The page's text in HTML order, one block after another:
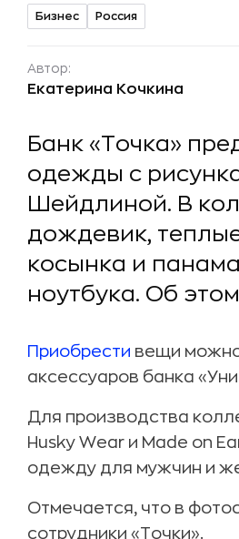
Бизнес Россия
Автор:
Екатерина Кочкина
Банк «Точка»
одежды с
Шейдлиной. В
дождевик,
косынка и
ноутбука. Об
Приобрести вещи
аксессуаров банка
Для производства
Husky Wear и Made on
одежду для мужчин и
Отмечается, что в
сотрудники «Точки».